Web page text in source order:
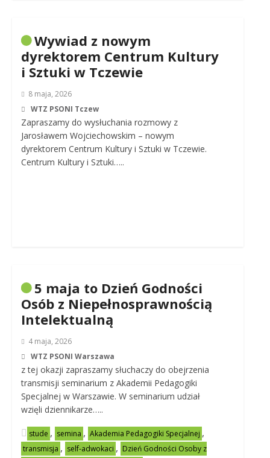
Wywiad z nowym
dyrektorem Centrum Kultury
i Sztuki w Tczewie
8 maja, 2026
WTZ PSONI Tczew
Zapraszamy do wysłuchania rozmowy z
Jarosławem Wojciechowskim – nowym
dyrektorem Centrum Kultury i Sztuki w Tczewie.
Centrum Kultury i Sztuki…..
5 maja to Dzień Godności
Osób z Niepełnosprawnością
Intelektualną
4 maja, 2026
WTZ PSONI Warszawa
z tej okazji zapraszamy słuchaczy do obejrzenia
transmisji seminarium z Akademii Pedagogiki
Specjalnej w Warszawie. W seminarium udział
wzięli dziennikarze…..
stude , semina , Akademia Pedagogiki Specjalnej ,
transmisja , self-adwokaci , Dzień Godności Osoby z